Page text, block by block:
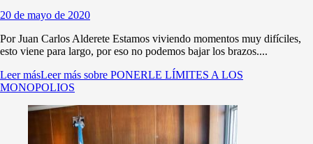
20 de mayo de 2020
Por Juan Carlos Alderete Estamos viviendo momentos muy difíciles,
esto viene para largo, por eso no podemos bajar los brazos....
Leer másLeer más sobre PONERLE LÍMITES A LOS
MONOPOLIOS